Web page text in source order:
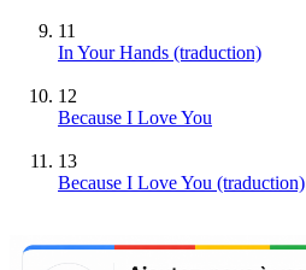
11
In Your Hands (traduction)
12
Because I Love You
13
Because I Love You (traduction)